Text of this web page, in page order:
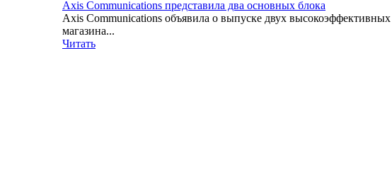
Axis Communications представила два основных блока
Axis Communications объявила о выпуске двух
магазина...
Читать